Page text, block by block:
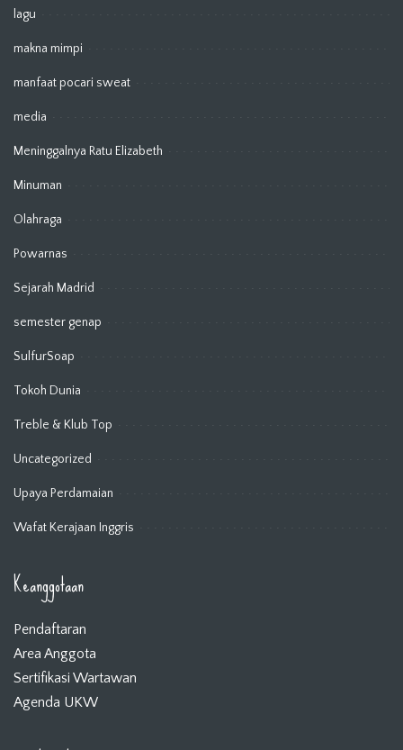
lagu
makna mimpi
manfaat pocari sweat
media
Meninggalnya Ratu Elizabeth
Minuman
Olahraga
Powarnas
Sejarah Madrid
semester genap
SulfurSoap
Tokoh Dunia
Treble & Klub Top
Uncategorized
Upaya Perdamaian
Wafat Kerajaan Inggris
Keanggotaan
Pendaftaran
Area Anggota
Sertifikasi Wartawan
Agenda UKW